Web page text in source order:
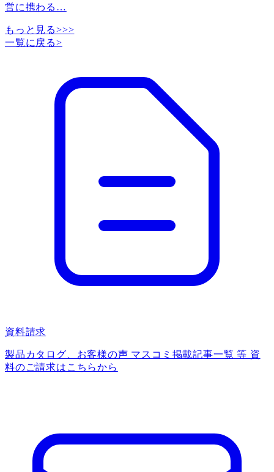
営に携わる …
もっと見る>>>
一覧に戻る>
資料請求
製品カタログ、お客様の声 マスコミ掲載記事一覧 等 資
料のご請求はこちらから